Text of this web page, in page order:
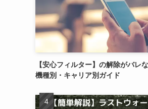
【安心フィルター】の解除がバレ
機種別・キャリア別ガイド